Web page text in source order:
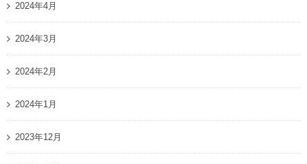
2024年4月
2024年3月
2024年2月
2024年1月
2023年12月